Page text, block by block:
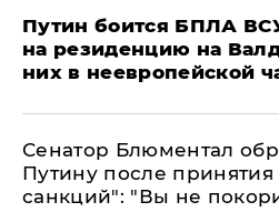
Путин боится БПЛА
на резиденцию на
них в неевропейской
Сенатор Блюментал
Путину после принятия
санкций": "Вы не